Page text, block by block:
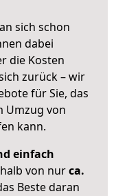
sich schon
dabei
die Kosten
zurück – wir
für Sie, das
Umzug von
kann.
einfach
von nurca.
Beste daran